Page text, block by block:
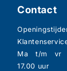
Contact
Ma t/m vr
17.00 uur